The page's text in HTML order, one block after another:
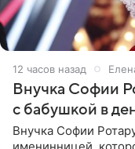
12 часов назад
Внучка Софии
с бабушкой в
Внучка Софии
именинницей,